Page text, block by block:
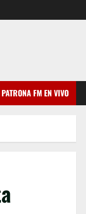
FM EN VIVO